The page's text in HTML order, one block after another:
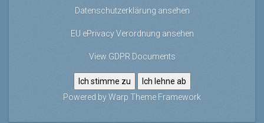
Datenschutzerklärung ansehen
EU ePrivacy Verordnung ansehen
View GDPR Documents
Ich stimme zu
Ich lehne ab
Powered byWarp Theme Framework